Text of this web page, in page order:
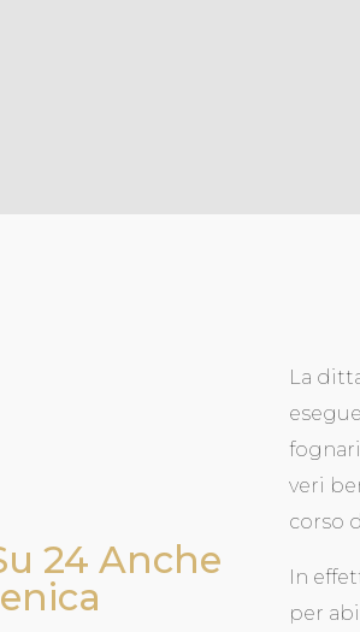
24 Anche
La
veri
corso
In
per